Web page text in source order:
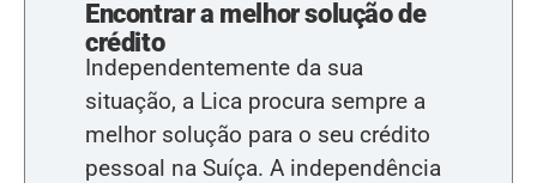
Encontrar a melhor solução de
crédito
Independentemente da sua
situação, a Lica procura sempre a
melhor solução para o seu crédito
pessoal na Suíça. A independência